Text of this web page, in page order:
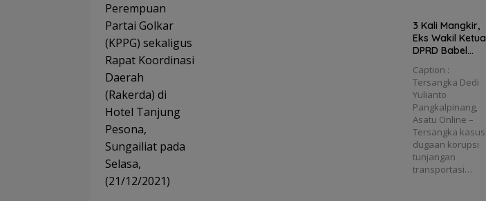
Perempuan
Partai Golkar
(KPPG) sekaligus
Rapat Koordinasi
Daerah
(Rakerda) di
Hotel Tanjung
Pesona,
Sungailiat pada
Selasa,
(21/12/2021)
3 Kali Mangkir,
Eks Wakil Ketua
DPRD Babel
Diusulkan
Masuk DPO
Caption :
Tersangka Dedi
Yulianto
Pangkalpinang,
Asatu Online –
Tersangka kasus
dugaan korupsi
tunjangan
transportasi…